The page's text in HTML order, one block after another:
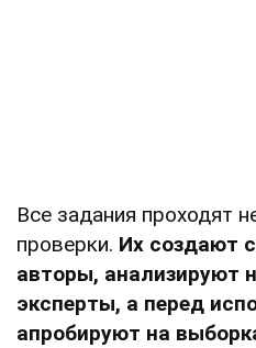
Все задания проходят
проверки. Их создают
авторы, анализируют
эксперты, а перед
апробируют на